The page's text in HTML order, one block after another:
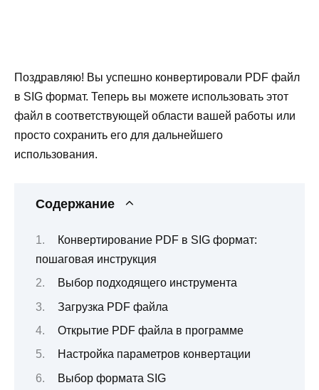
Поздравляю! Вы успешно конвертировали PDF файл
в SIG формат. Теперь вы можете использовать этот
файл в соответствующей области вашей работы или
просто сохранить его для дальнейшего
использования.
Содержание
Конвертирование PDF в SIG формат:
пошаговая инструкция
Выбор подходящего инструмента
Загрузка PDF файла
Открытие PDF файла в программе
Настройка параметров конвертации
Выбор формата SIG